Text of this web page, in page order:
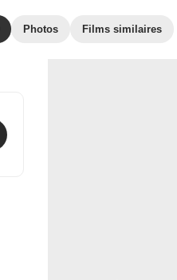
Photos Films similaires